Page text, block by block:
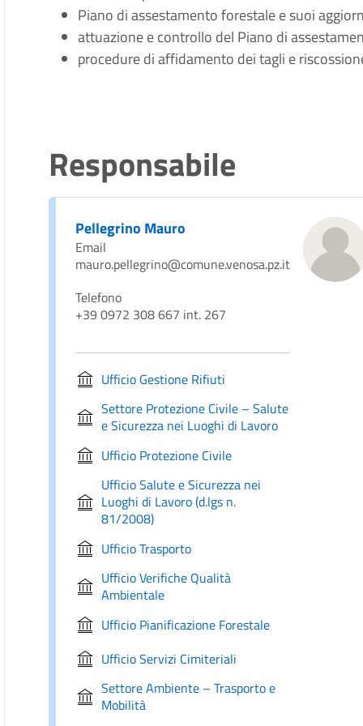
Piano di assestamento forestale e suoi
attuazione e controllo del Piano di
procedure di affidamento dei tagli e
Responsabile
Pellegrino Mauro
Email
mauro.pellegrino@comune.venosa.pz.it
Telefono
+39 0972 308 667 int. 267
Ufficio Gestione Rifiuti
Settore Protezione Civile – Salute
e Sicurezza nei Luoghi di Lavoro
Ufficio Protezione Civile
Ufficio Salute e Sicurezza nei
Luoghi di Lavoro (d.lgs n.
81/2008)
Ufficio Trasporto
Ufficio Verifiche Qualità
Ambientale
Ufficio Pianificazione Forestale
Ufficio Servizi Cimiteriali
Settore Ambiente – Trasporto e
Mobilità